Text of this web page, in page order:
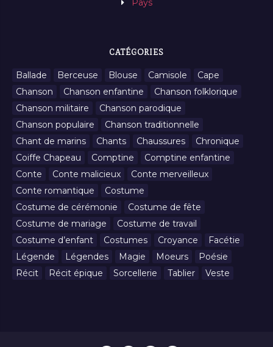
Pays
CATÉGORIES
Ballade Berceuse Blouse Camisole
Cape
Chanson
Chanson enfantine
Chanson folklorique
Chanson militaire
Chanson parodique
Chanson populaire
Chanson traditionnelle
Chant de marins
Chants Chaussures
Chronique
Coiffe Chapeau
Comptine
Comptine enfantine
Conte
Conte malicieux
Conte merveilleux
Conte romantique
Costume
Costume de cérémonie
Costume de fête
Costume de mariage
Costume de travail
Costume d’enfant
Costumes Croyance
Facétie
Légende
Légendes Magie Moeurs
Poésie
Récit
Récit épique Sorcellerie Tablier Veste